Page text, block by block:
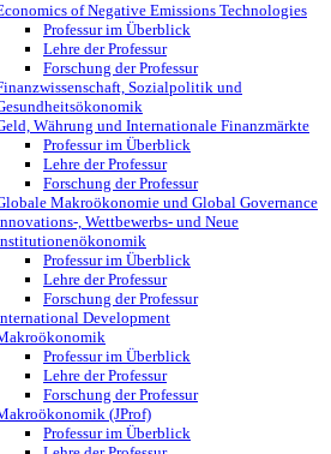
of Negative Emissions Technologies
Professur im Überblick
Lehre der Professur
Forschung der Professur
Sozialpolitik und
Währung und Internationale Finanzmärkte
Professur im Überblick
Lehre der Professur
Forschung der Professur
Makroökonomie und Global Governance
, Wettbewerbs- und Neue
Professur im Überblick
Lehre der Professur
Forschung der Professur
Development
Professur im Überblick
Lehre der Professur
Forschung der Professur
(JProf)
Professur im Überblick